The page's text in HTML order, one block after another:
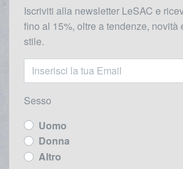
Iscriviti alla newsletter LeSAC e
fino al 15%, oltre a tendenze, novità
stile.
Sesso
Uomo
Donna
Altro